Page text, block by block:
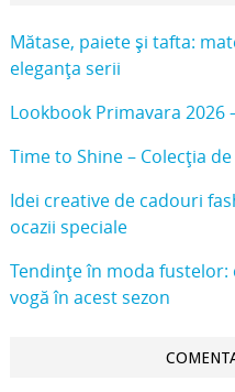
Mătase, paiete și tafta:
eleganța serii
Lookbook Primavara 2026
Time to Shine – Colecția
Idei creative de cadouri
ocazii speciale
Tendințe în moda
vogă în acest sezon